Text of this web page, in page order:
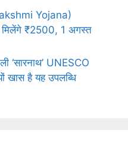
Yojana)
मिलेंगे ₹2500, 1 अगस्त
‘सारनाथ’ UNESCO
खास है यह उपलब्धि